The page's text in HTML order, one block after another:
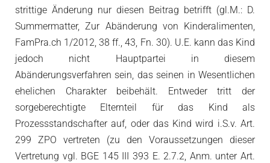
strittige Änderung nur diesen Beitrag betrifft (gl.M.: D.
Summermatter, Zur Abänderung von Kinderalimenten,
FamPra.ch 1/2012, 38 ff., 43, Fn. 30). U.E. kann das Kind
jedoch nicht Hauptpartei in diesem
Abänderungsverfahren sein, das seinen in Wesentlichen
ehelichen Charakter beibehält. Entweder tritt der
sorgeberechtigte Elternteil für das Kind als
Prozessstandschafter auf, oder das Kind wird i.S.v. Art.
299 ZPO vertreten (zu den Voraussetzungen dieser
Vertretung vgl. BGE 145 III 393 E. 2.7.2, Anm. unter Art.